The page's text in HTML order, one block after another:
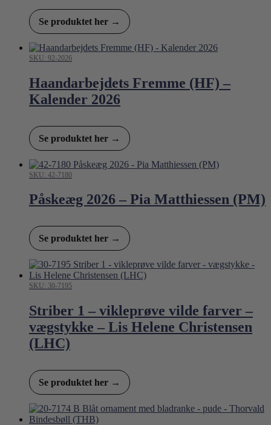
Se produktet her →
SKU: 92-2026
Haandarbejdets Fremme (HF) –
Kalender 2026
Se produktet her →
SKU: 42-7180
Påskeæg 2026 – Pia Matthiessen (PM)
Se produktet her →
SKU: 30-7195
Striber 1 – vikleprøve vilde farver –
vægstykke – Lis Helene Christensen
(LHC)
Se produktet her →